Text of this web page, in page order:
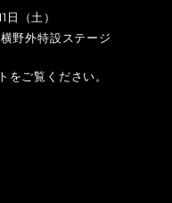
（土）
野外特設ステージ
をご覧ください。